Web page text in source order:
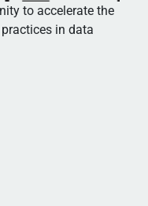
to accelerate the
in data